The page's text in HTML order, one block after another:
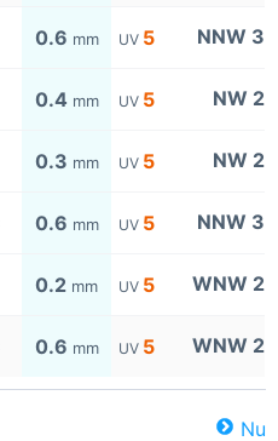
0.6 mm UV 5 NNW 3
0.4 mm UV 5 NW 2
0.3 mm UV 5 NW 2
0.6 mm UV 5 NNW 3
0.2 mm UV 5 WNW 2
0.6 mm UV 5 WNW 2
Nu